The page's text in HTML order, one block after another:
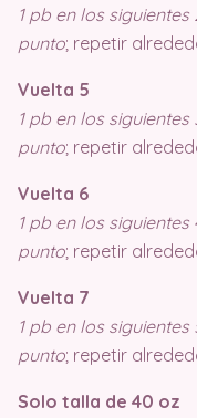
1 pb en los
punto; repetir
Vuelta 5
1 pb en los
punto; repetir
Vuelta 6
1 pb en los
punto; repetir
Vuelta 7
1 pb en los
punto; repetir
Solo talla de 40 oz